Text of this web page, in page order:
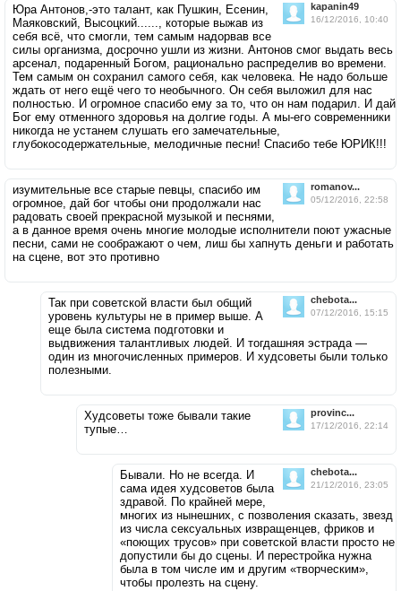
kapanin49
16/12/2016, 10:40
Юра Антонов,-это талант, как Пушкин, Есенин,
Маяковский, Высоцкий......, которые выжав из
себя всё, что смогли, тем самым надорвав все
силы организма, досрочно ушли из жизни. Антонов смог выдать весь
арсенал, подаренный Богом, рационально распределив во времени.
Тем самым он сохранил самого себя, как человека. Не надо больше
ждать от него ещё чего то необычного. Он себя выложил для нас
полностью. И огромное спасибо ему за то, что он нам подарил. И дай
Бог ему отменного здоровья на долгие годы. А мы-его современники
никогда не устанем слушать его замечательные,
глубокосодержательные, мелодичные песни! Спасибо тебе ЮРИК!!!
romanov...
05/12/2016, 22:58
изумительные все старые певцы, спасибо им
огромное, дай бог чтобы они продолжали нас
радовать своей прекрасной музыкой и песнями,
а в данное время очень многие молодые исполнители поют ужасные
песни, сами не соображают о чем, лиш бы хапнуть деньги и работать
на сцене, вот это противно
chebota...
07/12/2016, 15:15
Так при советской власти был общий
уровень культуры не в пример выше. А
еще была система подготовки и
выдвижения талантливых людей. И тогдашняя эстрада —
один из многочисленных примеров. И худсоветы были только
полезными.
provinc...
17/12/2016, 22:14
Худсоветы тоже бывали такие
тупые…
chebota...
21/12/2016, 23:05
Бывали. Но не всегда. И
сама идея худсоветов была
здравой. По крайней мере,
многих из нынешних, с позволения сказать, звезд
из числа сексуальных извращенцев, фриков и
«поющих трусов» при советской власти просто не
допустили бы до сцены. И перестройка нужна
была в том числе им и другим «творческим»,
чтобы пролезть на сцену.